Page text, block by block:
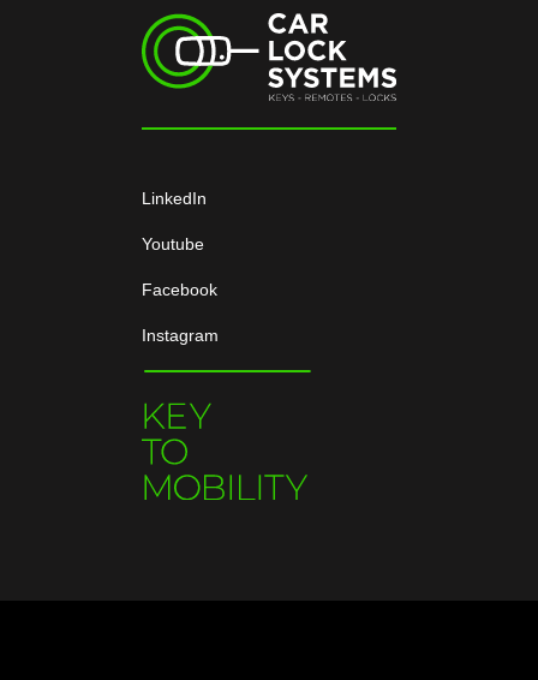
LinkedIn
Youtube
Facebook
Instagram